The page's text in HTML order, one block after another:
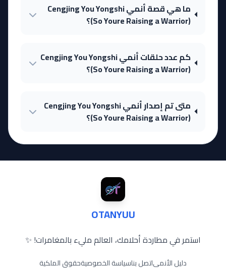
ما هي قصة أنمي Cengjing You Yongshi
(So Youre Raising a Warrior)؟
كم عدد حلقات أنمي Cengjing You Yongshi
(So Youre Raising a Warrior)؟
متى تم إصدار أنمي Cengjing You Yongshi
(So Youre Raising a Warrior)؟
OTANYUU
استمر في مطاردة أحلامك، العالم مليء بالمغامرات! ✨
دليل الأنمياتصل بناسياسة الخصوصيةحقوق الملكية